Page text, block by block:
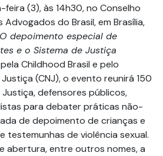
(3), às 14h30, no Conselho
do Brasil, em Brasília,
depoimento especial de
e o Sistema de Justiça
Childhood Brasil e pelo
(CNJ), o evento reunirá 150
defensores públicos,
para debater práticas não-
de depoimento de crianças e
testemunhas de violência sexual.
abertura, entre outros nomes, a